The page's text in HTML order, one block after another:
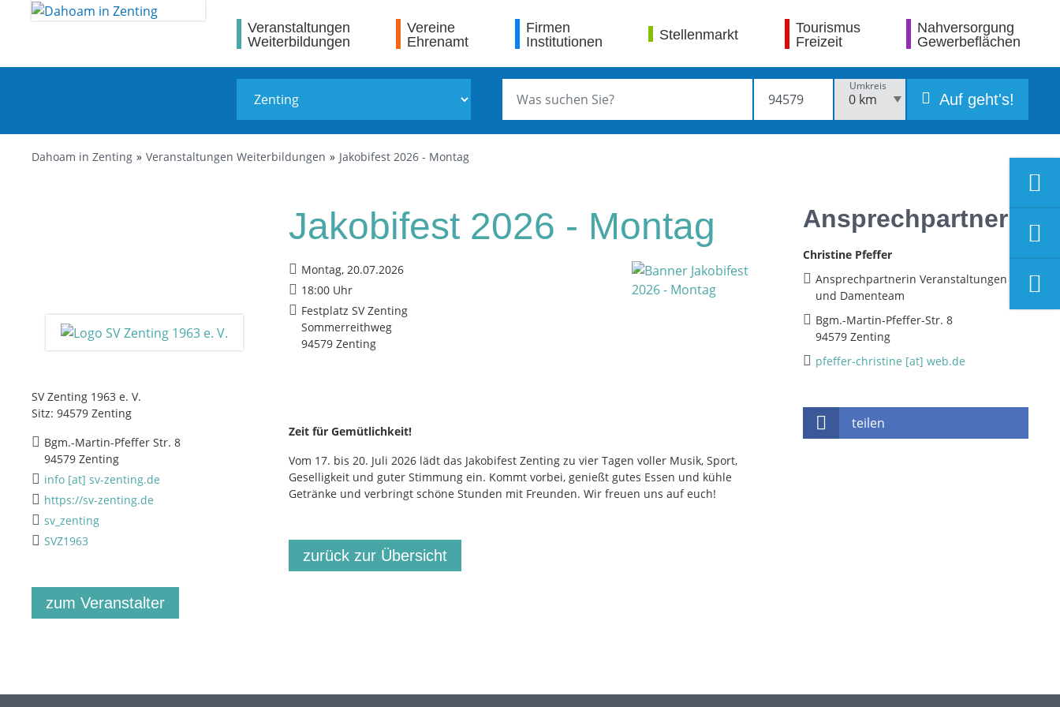
Veranstaltungen
Weiterbildungen
Vereine
Ehrenamt
Firmen
Institutionen
Stellenmarkt
Tourismus
Freizeit
Nahversorgung
Gewerbeflächen
Umkreis
Auf geht's!
Dahoam in Zenting Veranstaltungen Weiterbildungen Jakobifest 2026 - Montag
SV Zenting 1963 e. V.
Sitz: 94579 Zenting
Bgm.-Martin-Pfeffer Str. 8
94579 Zenting
info [at] sv-zenting.de
https://sv-zenting.de
sv_zenting
SVZ1963
zum Veranstalter
Jakobifest 2026 - Montag
Montag, 20.07.2026
18:00 Uhr
Festplatz SV Zenting
Sommerreithweg
94579 Zenting
Zeit für Gemütlichkeit!
Vom 17. bis 20. Juli 2026 lädt das Jakobifest Zenting zu vier Tagen voller Musik, Sport,
Geselligkeit und guter Stimmung ein. Kommt vorbei, genießt gutes Essen und kühle
Getränke und verbringt schöne Stunden mit Freunden. Wir freuen uns auf euch!
zurück zur Übersicht
Ansprechpartner
Christine Pfeffer
Ansprechpartnerin Veranstaltungen
und Damenteam
Bgm.-Martin-Pfeffer-Str. 8
94579 Zenting
pfeffer-christine [at] web.de
teilen